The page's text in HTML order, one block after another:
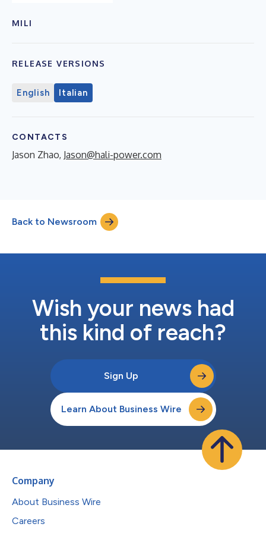
MILI
RELEASE VERSIONS
English Italian
CONTACTS
Jason Zhao, Jason@hali-power.com
Back to Newsroom
Wish your news had
this kind of reach?
Sign Up
Learn About Business Wire
Company
About Business Wire
Careers